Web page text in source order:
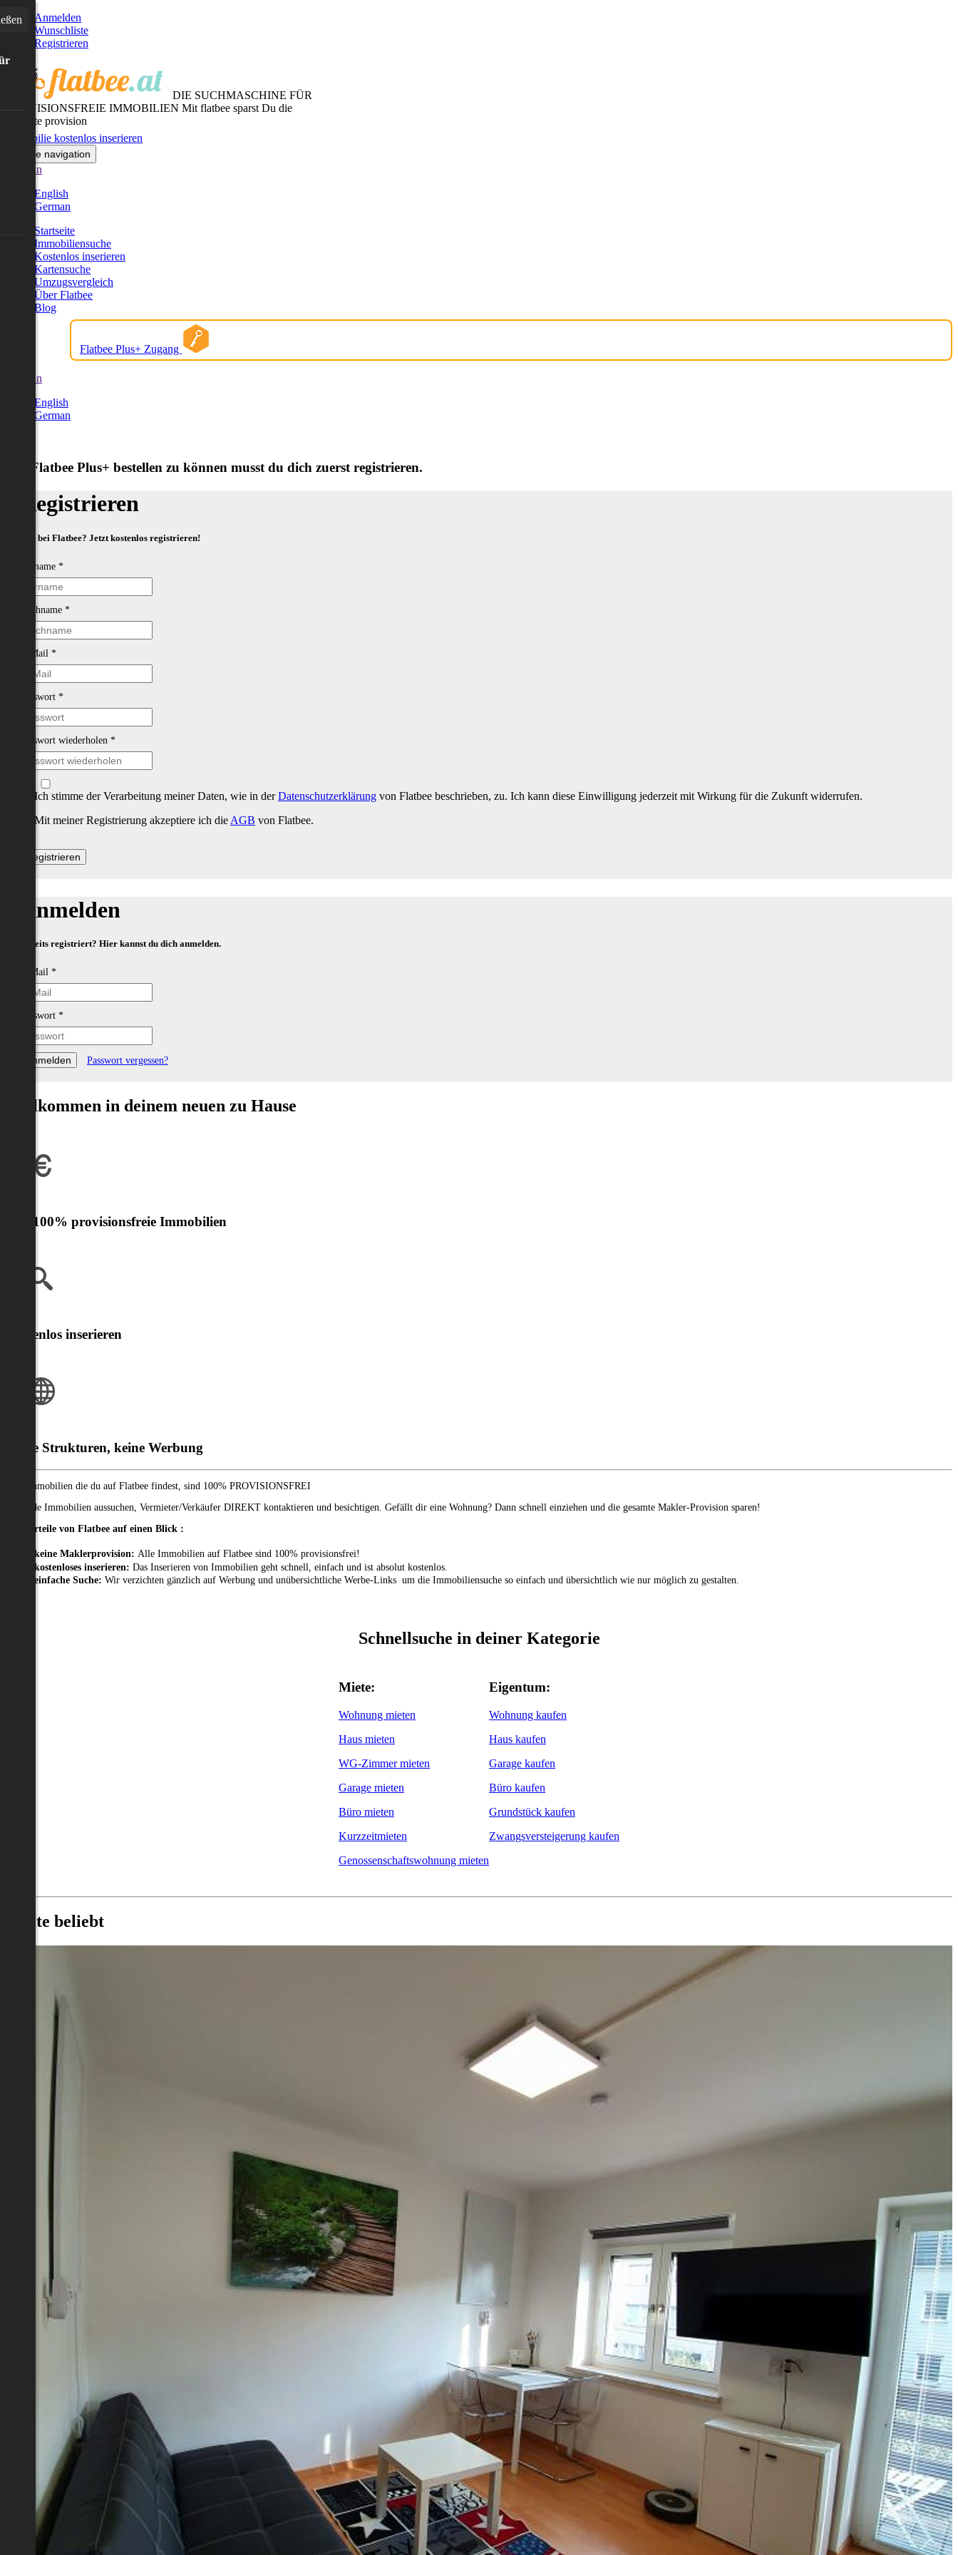
Anmelden
Wunschliste
Registrieren
DIE SUCHMASCHINE FÜR
PROVISIONSFREIE IMMOBILIEN Mit flatbee sparst Du die
gesamte provision
Immobilie kostenlos inserieren
Toggle navigation
German
English
German
Startseite
Immobiliensuche
Kostenlos inserieren
Kartensuche
Umzugsvergleich
Über Flatbee
Blog
Flatbee Plus+ Zugang
German
English
German
Um Flatbee Plus+ bestellen zu können musst du dich zuerst registrieren.
Registrieren
Neu bei Flatbee? Jetzt kostenlos registrieren!
Vorname *
Nachname *
E-Mail *
Passwort *
Passwort wiederholen *
Ich stimme der Verarbeitung meiner Daten, wie in derDatenschutzerklärung von Flatbee beschrieben, zu. Ich kann diese Einwilligung jederzeit mit Wirkung für die Zukunft widerrufen.
Mit meiner Registrierung akzeptiere ich die AGB von Flatbee.
Anmelden
Bereits registriert? Hier kannst du dich anmelden.
E-Mail *
Passwort *
Passwort vergessen?
Willkommen in deinem neuen zu Hause
Nur 100% provisionsfreie Immobilien
Kostenlos inserieren
Klare Strukturen, keine Werbung
Alle Immobilien die du auf Flatbee findest, sind 100% PROVISIONSFREI
Passende Immobilien aussuchen, Vermieter/Verkäufer DIREKT kontaktieren und besichtigen. Gefällt dir eine Wohnung? Dann schnell einziehen und die gesamte Makler-Provision sparen!
Die Vorteile von Flatbee auf einen Blick :
keine Maklerprovision: Alle Immobilien auf Flatbee sind 100% provisionsfrei!
kostenloses inserieren: Das Inserieren von Immobilien geht schnell, einfach und ist absolut kostenlos.
einfache Suche: Wir verzichten gänzlich auf Werbung und unübersichtliche Werbe-Links um die Immobiliensuche so einfach und übersichtlich wie nur möglich zu gestalten.
Schnellsuche in deiner Kategorie
Miete:
Wohnung mieten
Haus mieten
WG-Zimmer mieten
Garage mieten
Büro mieten
Kurzzeitmieten
Genossenschaftswohnung mieten
Eigentum:
Wohnung kaufen
Haus kaufen
Garage kaufen
Büro kaufen
Grundstück kaufen
Zwangsversteigerung kaufen
Heute beliebt